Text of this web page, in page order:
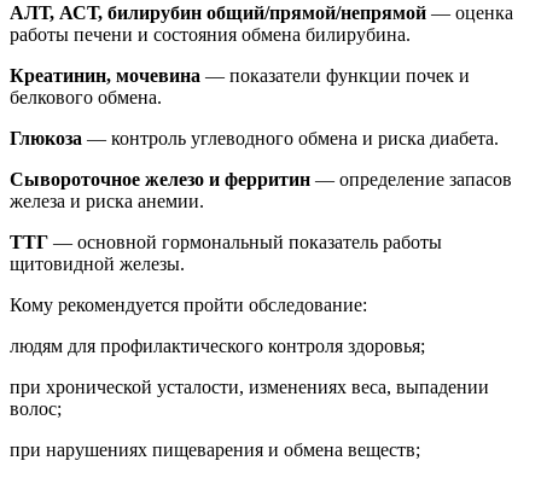
АЛТ, АСТ, билирубин общий/прямой/непрямой — оценка
работы печени и состояния обмена билирубина.
Креатинин, мочевина — показатели функции почек и
белкового обмена.
Глюкоза — контроль углеводного обмена и риска диабета.
Сывороточное железо и ферритин — определение запасов
железа и риска анемии.
ТТГ — основной гормональный показатель работы
щитовидной железы.
Кому рекомендуется пройти обследование:
людям для профилактического контроля здоровья;
при хронической усталости, изменениях веса, выпадении
волос;
при нарушениях пищеварения и обмена веществ;